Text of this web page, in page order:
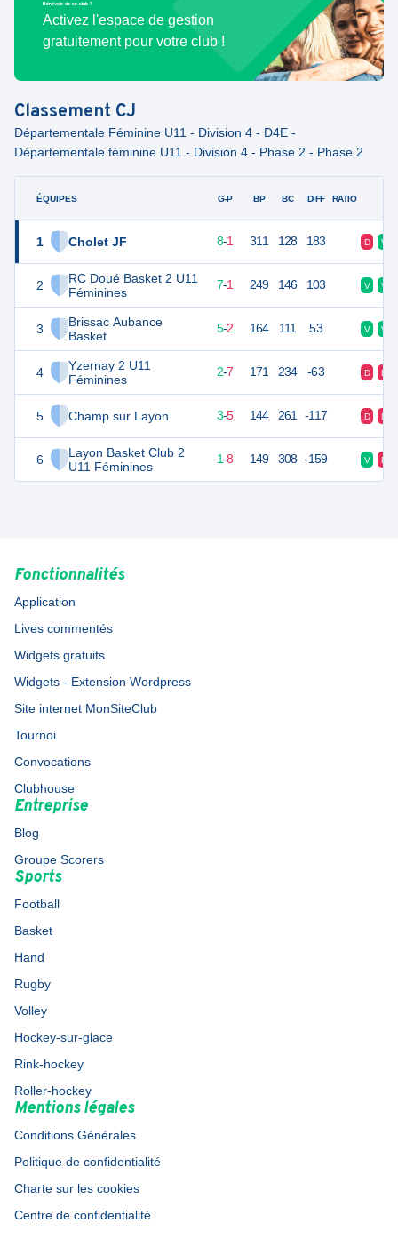
Bénévole de ce club ?
Activez l'espace de gestion
gratuitement pour votre club !
Classement CJ
Départementale Féminine U11 - Division 4 - D4E -
Départementale féminine U11 - Division 4 - Phase 2 - Phase 2
ÉQUIPES
1 Cholet JF
2
RC Doué Basket 2 U11
Féminines
3
Brissac Aubance
Basket
4
Yzernay 2 U11
Féminines
5 Champ sur Layon
6
Layon Basket Club 2
U11 Féminines
G-P BP BC DIFF RATIO
8-1 311 128 183 D V
15 8 7-1 249 146 103 V V
12 5-2 164 111 53 V V
2-7 171 234 -63 D D
11 3-5 144 261 -117 D D
10 1-8 149 308 -159 V D
Fonctionnalités
Application
Lives commentés
Widgets gratuits
Widgets - Extension Wordpress
Site internet MonSiteClub
Tournoi
Convocations
Clubhouse
Entreprise
Blog
Groupe Scorers
Sports
Football
Basket
Hand
Rugby
Volley
Hockey-sur-glace
Rink-hockey
Roller-hockey
Mentions légales
Conditions Générales
Politique de confidentialité
Charte sur les cookies
Centre de confidentialité